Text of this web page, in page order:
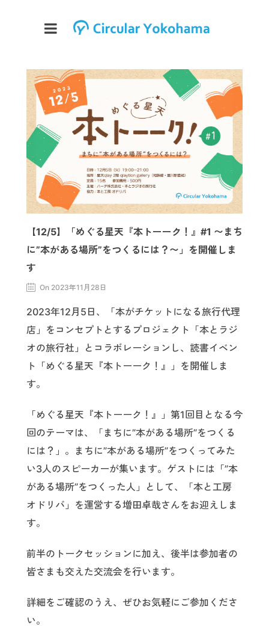
【12/5】「めぐる星天『本トーーク！』#1 〜まち
に”本がある場所”をつくるには？〜」を開催しま
す
On 2023年11月28日
2023年12月5日、「本がチケットになる旅行代理
店」をコンセプトとするプロジェクト「本とラジ
オの旅行社」とコラボレーションし、読書イベン
ト「めぐる星天『本トーーク！』」を開催しま
す。
「めぐる星天『本トーーク！』」第1回目となる今
回のテーマは、「まちに”本がある場所”をつくる
には？」。まちに”本がある場所”をつくってみた
い3人のスピーカーが集います。ゲストには「”本
がある場所”をつくった人」として、「本と工房
オドリバ」を運営する増田卓哉さんをお迎えしま
す。
前半のトークセッションに加え、後半は参加者の
皆さまも交えた交流会を行います。
詳細をご確認のうえ、ぜひお気軽にご参加くださ
い。